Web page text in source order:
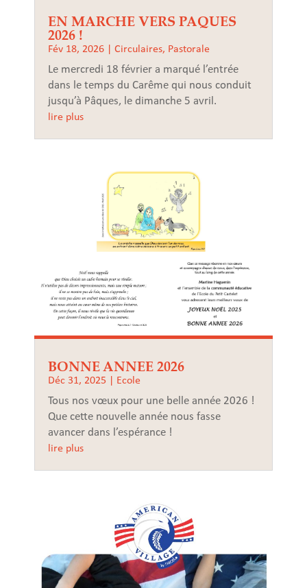
EN MARCHE VERS PAQUES
2026 !
Fév 18, 2026 Circulaires, Pastorale
Le mercredi 18 février a marqué l’entrée
dans le temps du Carême qui nous conduit
jusqu’à Pâques, le dimanche 5 avril.
lire plus
BONNE ANNEE 2026
Déc 31, 2025 Ecole
Tous nos vœux pour une belle année 2026 !
Que cette nouvelle année nous fasse
avancer dans l’espérance !
lire plus